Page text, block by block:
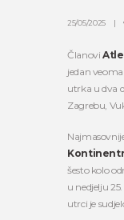
25/05/2025
Članovi
jedan
utrka u dva
Zagrebu,
šesto kolo
u nedjelju
utrci je